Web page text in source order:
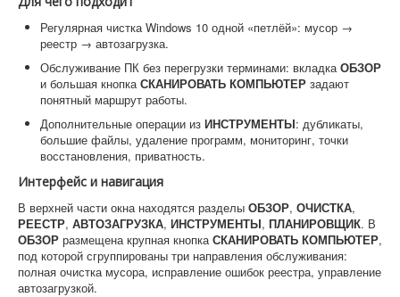
Регулярная чистка Windows 10 одной «петлёй»: мусор →
реестр → автозагрузка.
Обслуживание ПК без перегрузки терминами: вкладка ОБЗОР
и большая кнопка СКАНИРОВАТЬ КОМПЬЮТЕР задают
понятный маршрут работы.
Дополнительные операции из ИНСТРУМЕНТЫ: дубликаты,
большие файлы, удаление программ, мониторинг, точки
восстановления, приватность.
Интерфейс и навигация
В верхней части окна находятся разделы ОБЗОР, ОЧИСТКА,
РЕЕСТР, АВТОЗАГРУЗКА, ИНСТРУМЕНТЫ, ПЛАНИРОВЩИК. В
ОБЗОР размещена крупная кнопка СКАНИРОВАТЬ КОМПЬЮТЕР,
под которой сгруппированы три направления обслуживания:
полная очистка мусора, исправление ошибок реестра, управление
автозагрузкой.